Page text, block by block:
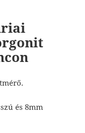
és 8mm